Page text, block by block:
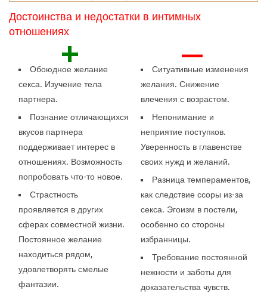
Достоинства и недостатки в интимных
отношениях
+
Обоюдное желание
секса. Изучение тела
партнера.
Познание отличающихся
вкусов партнера
поддерживает интерес в
отношениях. Возможность
попробовать что-то новое.
Страстность
проявляется в других
сферах совместной жизни.
Постоянное желание
находиться рядом,
удовлетворять смелые
фантазии.
—
Ситуативные изменения
желания. Снижение
влечения с возрастом.
Непонимание и
неприятие поступков.
Уверенность в главенстве
своих нужд и желаний.
Разница темпераментов,
как следствие ссоры из-за
секса. Эгоизм в постели,
особенно со стороны
избранницы.
Требование постоянной
нежности и заботы для
доказательства чувств.